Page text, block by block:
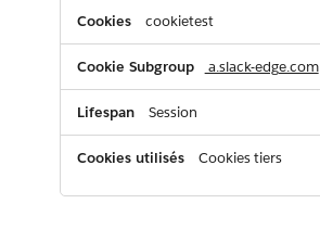
cookietest
a.slack-edge.com
Session
Cookies tiers